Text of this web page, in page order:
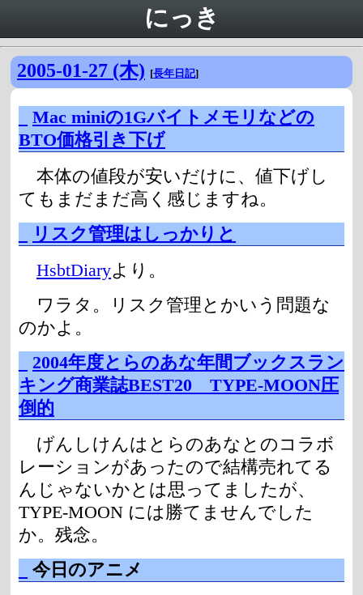
にっき
2005-01-27 (木) [長年日記]
Mac miniの1Gバイトメモリなどの
BTO価格引き下げ
本体の値段が安いだけに、値下げし
てもまだまだ高く感じますね。
リスク管理はしっかりと
HsbtDiaryより。
ワラタ。リスク管理とかいう問題な
のかよ。
2004年度とらのあな年間ブックスラン
キング商業誌BEST20 TYPE-MOON圧
倒的
げんしけんはとらのあなとのコラボ
レーションがあったので結構売れてる
んじゃないかとは思ってましたが、
TYPE-MOON には勝てませんでした
か。残念。
今日のアニメ